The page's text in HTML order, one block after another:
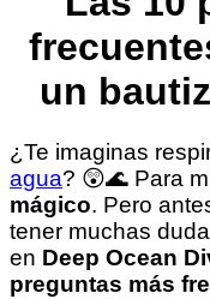
un
¿Te imaginas
agua? 😲🌊 Para
mágico. Pero
tener muchas
en Deep Ocean
preguntas más